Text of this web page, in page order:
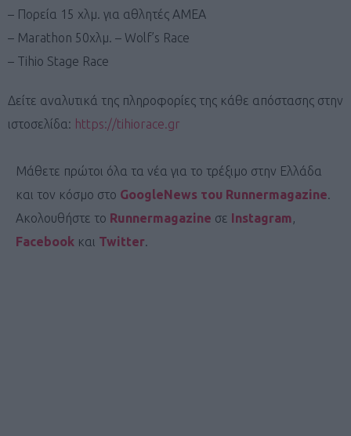
– Πορεία 15 χλμ. για αθλητές ΑΜΕΑ
– Marathon 50χλμ. – Wolf’s Race
– Tihio Stage Race
Δείτε αναλυτικά της πληροφορίες της κάθε απόστασης στην
ιστοσελίδα: https://tihiorace.gr
Μάθετε πρώτοι όλα τα νέα για το τρέξιμο στην Ελλάδα
και τον κόσμο στο GoogleNews του Runnermagazine.
Ακολουθήστε το Runnermagazine σε Instagram,
Facebook και Twitter.